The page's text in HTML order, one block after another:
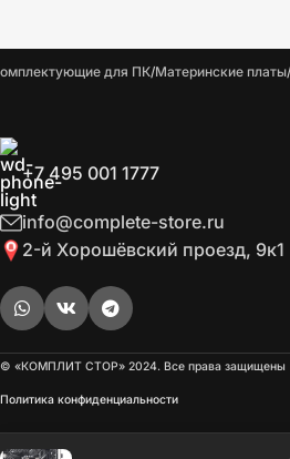
для ПК Материнские платы
+7 495 001 1777
info@complete-store.ru
2-й Хорошёвский проезд, 9к1
© «КОМПЛИТ СТОР» 2024. Все права защищены
Политика конфиденциальности